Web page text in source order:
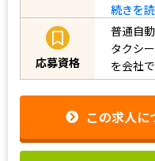
続きを
応募資格
普通自
タクシ
を会社
この求人に